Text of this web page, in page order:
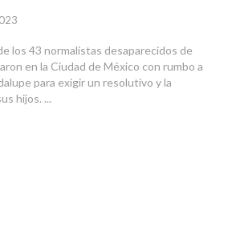
los 43 normalistas desaparecidos de
en la Ciudad de México con rumbo a
para exigir un resolutivo y la
hijos. ...